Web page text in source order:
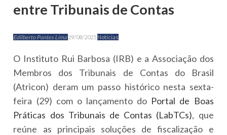
entre Tribunais de Contas
Edilberto Pontes Lima 29/08/2025 Notícias
O Instituto Rui Barbosa (IRB) e a Associação dos
Membros dos Tribunais de Contas do Brasil
(Atricon) deram um passo histórico nesta sexta-
feira (29) com o lançamento do Portal de Boas
Práticas dos Tribunais de Contas (LabTCs), que
reúne as principais soluções de fiscalização e